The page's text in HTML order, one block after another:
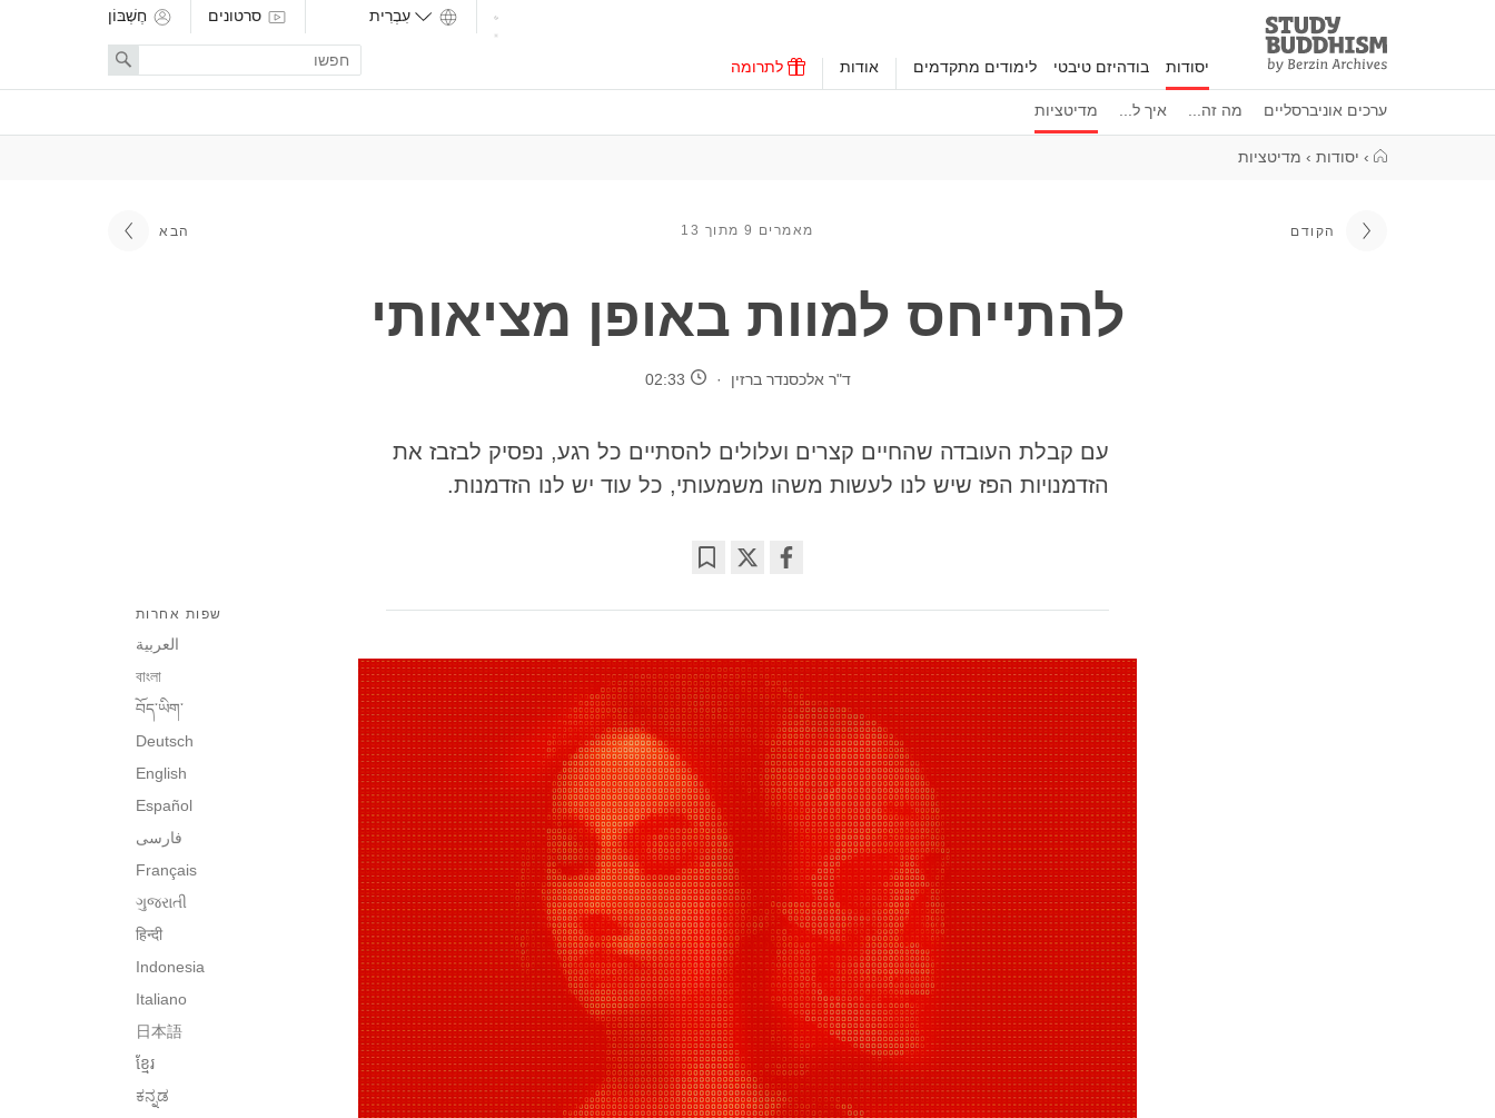
Study
Buddhism
Home
יסודות
ערכים אוניברסליים מה זה... איך ל... מדיטציות
בודהיזם טיבטי לימודים מתקדמים אודות לתרומה
סרטונים חֶשְׁבּוֹן
Enter
search
term
Search
› יסודות › מדיטציות
הקודם מאמרים 9 מתוך 13 הבא
להתייחס למוות באופן מציאותי
ד"ר אלכסנדר ברזין 02:33
עם קבלת העובדה שהחיים קצרים ועלולים להסתיים כל רגע, נפסיק לבזבז את
הזדמנויות הפז שיש לנו לעשות משהו משמעותי, כל עוד יש לנו הזדמנות.
on
שפות אחרות
العربية
বাংলা
བོད་ཡིག་
Deutsch
English
Español
فارسی
Français
ગુજરાતી
हिन्दी
Indonesia
Italiano
日本語
ខ្មែរ
ಕನ್ನಡ